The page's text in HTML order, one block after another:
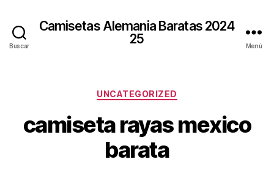
Buscar
Camisetas Alemania Baratas 2024
25
Menú
Categorías
UNCATEGORIZED
camiseta rayas mexico
barata